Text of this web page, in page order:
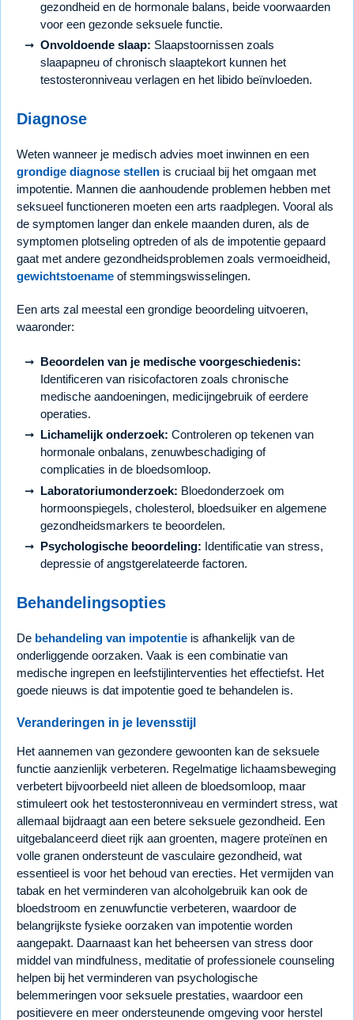
gezondheid en de hormonale balans, beide voorwaarden
voor een gezonde seksuele functie.
Onvoldoende slaap: Slaapstoornissen zoals
slaapapneu of chronisch slaaptekort kunnen het
testosteronniveau verlagen en het libido beïnvloeden.
Diagnose
Weten wanneer je medisch advies moet inwinnen en een
grondige diagnose stellen is cruciaal bij het omgaan met
impotentie. Mannen die aanhoudende problemen hebben met
seksueel functioneren moeten een arts raadplegen. Vooral als
de symptomen langer dan enkele maanden duren, als de
symptomen plotseling optreden of als de impotentie gepaard
gaat met andere gezondheidsproblemen zoals vermoeidheid,
gewichtstoename of stemmingswisselingen.
Een arts zal meestal een grondige beoordeling uitvoeren,
waaronder:
Beoordelen van je medische voorgeschiedenis:
Identificeren van risicofactoren zoals chronische
medische aandoeningen, medicijngebruik of eerdere
operaties.
Lichamelijk onderzoek: Controleren op tekenen van
hormonale onbalans, zenuwbeschadiging of
complicaties in de bloedsomloop.
Laboratoriumonderzoek: Bloedonderzoek om
hormoonspiegels, cholesterol, bloedsuiker en algemene
gezondheidsmarkers te beoordelen.
Psychologische beoordeling: Identificatie van stress,
depressie of angstgerelateerde factoren.
Behandelingsopties
De behandeling van impotentie is afhankelijk van de
onderliggende oorzaken. Vaak is een combinatie van
medische ingrepen en leefstijlinterventies het effectiefst. Het
goede nieuws is dat impotentie goed te behandelen is.
Veranderingen in je levensstijl
Het aannemen van gezondere gewoonten kan de seksuele
functie aanzienlijk verbeteren. Regelmatige lichaamsbeweging
verbetert bijvoorbeeld niet alleen de bloedsomloop, maar
stimuleert ook het testosteronniveau en vermindert stress, wat
allemaal bijdraagt aan een betere seksuele gezondheid. Een
uitgebalanceerd dieet rijk aan groenten, magere proteïnen en
volle granen ondersteunt de vasculaire gezondheid, wat
essentieel is voor het behoud van erecties. Het vermijden van
tabak en het verminderen van alcoholgebruik kan ook de
bloedstroom en zenuwfunctie verbeteren, waardoor de
belangrijkste fysieke oorzaken van impotentie worden
aangepakt. Daarnaast kan het beheersen van stress door
middel van mindfulness, meditatie of professionele counseling
helpen bij het verminderen van psychologische
belemmeringen voor seksuele prestaties, waardoor een
positievere en meer ondersteunende omgeving voor herstel